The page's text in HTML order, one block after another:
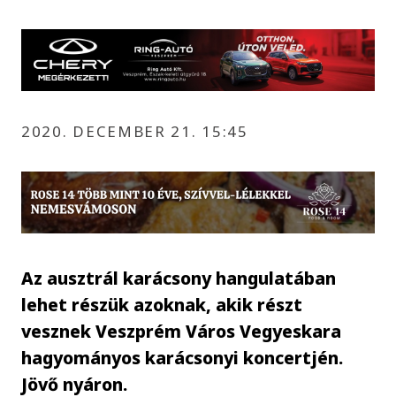
2020. DECEMBER 21. 15:45
Az ausztrál karácsony hangulatában
lehet részük azoknak, akik részt
vesznek Veszprém Város Vegyeskara
hagyományos karácsonyi koncertjén.
Jövő nyáron.